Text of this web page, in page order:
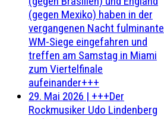
(gegen Mexiko) haben in der
vergangenen Nacht fulminante
WM-Siege eingefahren und
treffen am Samstag in Miami
zum Viertelfinale
aufeinander+++
29. Mai 2026 | +++Der
Rockmusiker Udo Lindenberg